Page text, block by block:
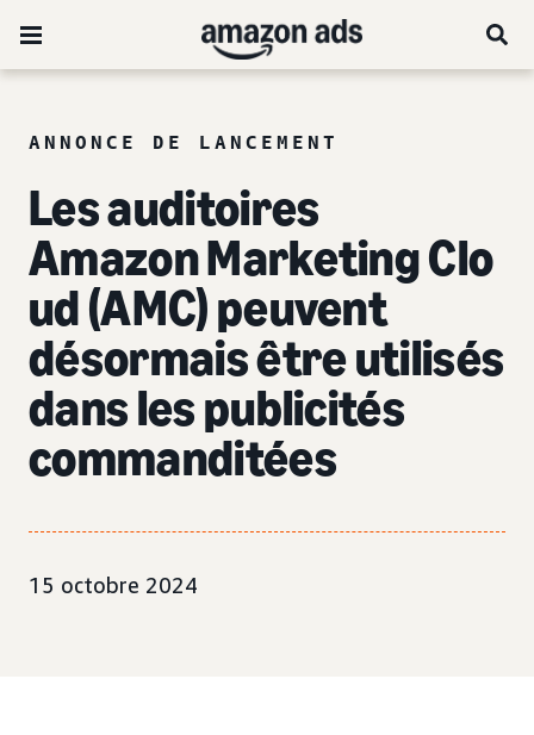
ANNONCE DE LANCEMENT
Les auditoires
Amazon Marketing Clo
ud (AMC) peuvent
désormais être utilisés
dans les publicités
commanditées
15 octobre 2024